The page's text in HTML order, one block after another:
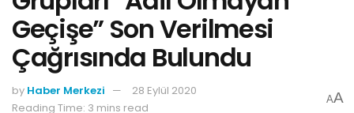
Geçişe” Son Verilmesi
Çağrısında Bulundu
by Haber Merkezi
28 Eylül 2020
Reading Time: 3 mins read
AA